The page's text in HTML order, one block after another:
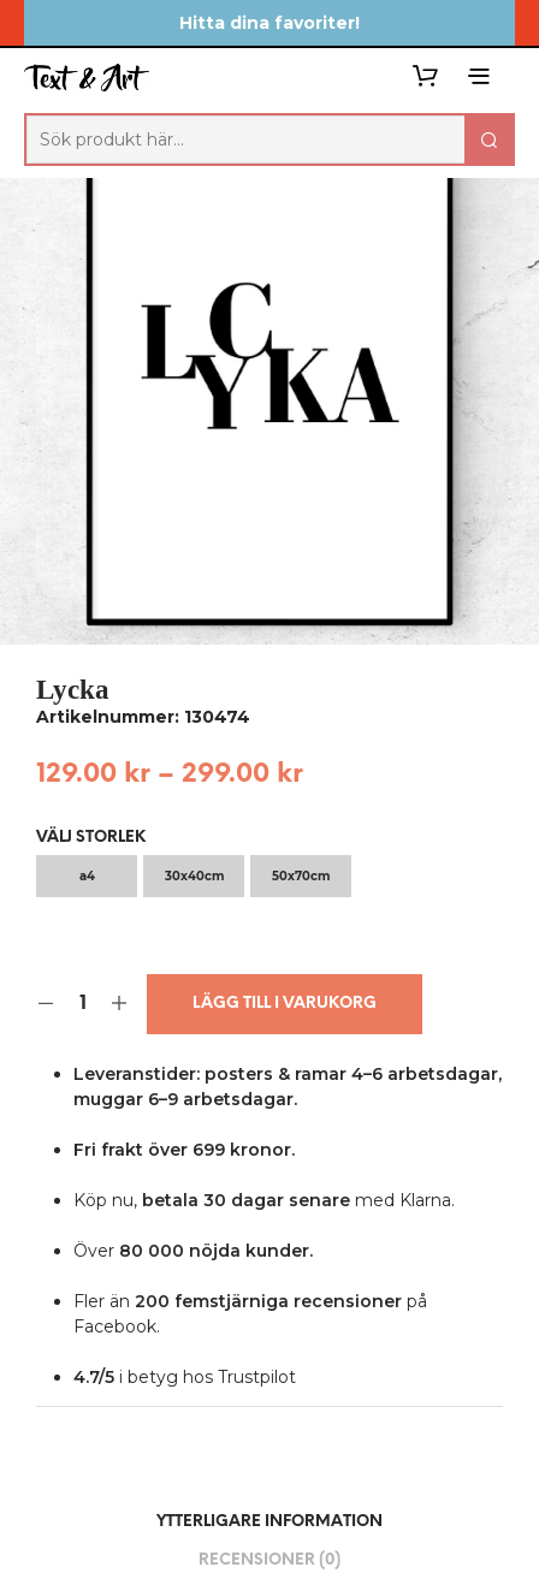
Hitta dina favoriter!
Lycka
Artikelnummer: 130474
129.00 kr – 299.00 kr
VÄLJ STORLEK
a4 30x40cm 50x70cm
LÄGG TILL I VARUKORG
Leveranstider: posters & ramar 4–6 arbetsdagar,
muggar 6–9 arbetsdagar.
Fri frakt över 699 kronor.
Köp nu,betala 30 dagar senaremed Klarna.
Över 80 000 nöjda kunder.
Fler än 200 femstjärniga recensionerpå
Facebook.
4.7/5i betyg hos Trustpilot
YTTERLIGARE INFORMATION
RECENSIONER (0)